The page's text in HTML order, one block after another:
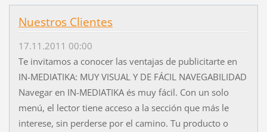
Nuestros Clientes
17.11.2011 00:00
Te invitamos a conocer las ventajas de publicitarte en
IN-MEDIATIKA: MUY VISUAL Y DE FÁCIL NAVEGABILIDAD
Navegar en IN-MEDIATIKA és muy fácil. Con un solo
menú, el lector tiene acceso a la sección que más le
interese, sin perderse por el camino. Tu producto o